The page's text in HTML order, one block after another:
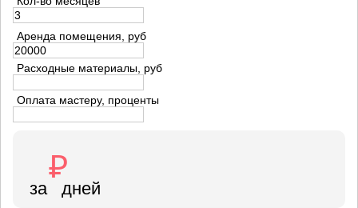
Аренда помещения, руб
Расходные материалы, руб
Оплата мастеру, проценты